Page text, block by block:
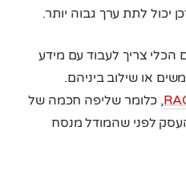
יכול לתת ערך גבוה יותר.
צריך לעבוד עם מידע
או שילוב ביניהם.
, כלומר שליפה חכמה של
לפני שהמודל מנסח